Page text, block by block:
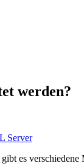
werden?
Server
es